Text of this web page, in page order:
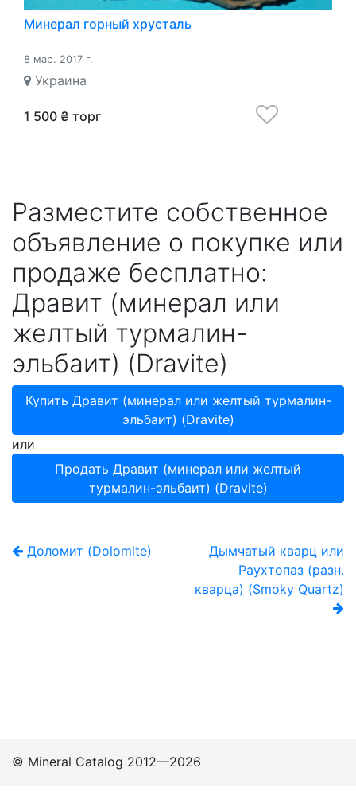
Минерал горный хрусталь
8 мар. 2017 г.
Украина
1 500 ₴ торг
Разместите собственное
объявление о покупке или
продаже бесплатно:
Дравит (минерал или
желтый турмалин-
эльбаит) (Dravite)
Купить Дравит (минерал или желтый турмалин-
эльбаит) (Dravite)
или
Продать Дравит (минерал или желтый
турмалин-эльбаит) (Dravite)
Доломит (Dolomite)
Дымчатый кварц или
Раухтопаз (разн.
кварца) (Smoky Quartz)
© Mineral Catalog 2012—2026